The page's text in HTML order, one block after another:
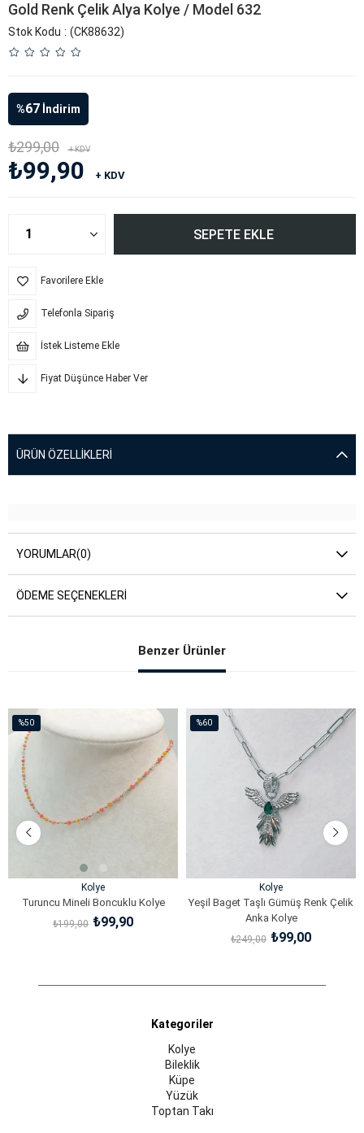
Gold Renk Çelik Alya Kolye / Model 632
Stok Kodu (CK88632)
%67 İndirim
₺299,00 + KDV
₺99,90 + KDV
Favorilere Ekle
Telefonla Sipariş
İstek Listeme Ekle
Fiyat Düşünce Haber Ver
ÜRÜN ÖZELLIKLERI
YORUMLAR(0)
ÖDEME SEÇENEKLERI
Benzer Ürünler
%50
İndirim
%50İndirim
Kolye
Turuncu Mineli Boncuklu Kolye
₺99,90
₺199,00
%60
Kolye
Yeşil Baget Taşlı Gümüş Renk Çelik
Anka Kolye
₺99,00
₺249,00
Kategoriler
Kolye
Bileklik
Küpe
Yüzük
Toptan Takı